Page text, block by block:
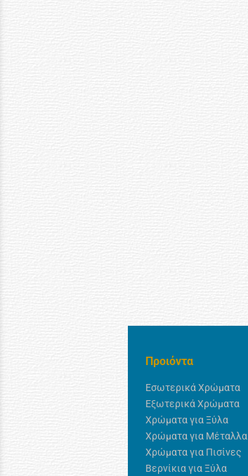
Προιόντα
Εσωτερικά Χρώματα
Εξωτερικά Χρώματα
Χρώματα για Ξύλα
Χρώματα για Μέταλλα
Χρώματα για Πισίνες
Βερνίκια για Ξύλα